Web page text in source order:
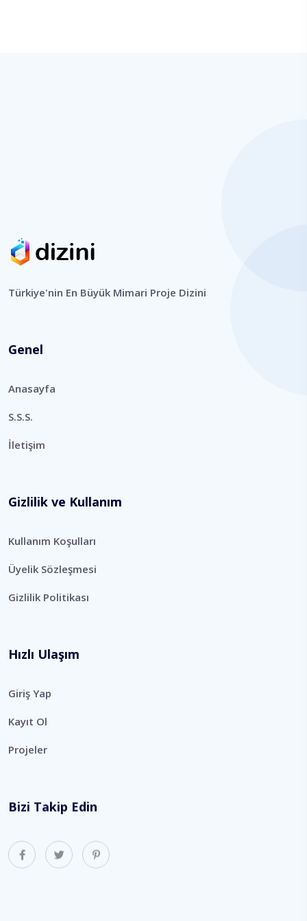
Türkiye'nin En Büyük Mimari Proje Dizini
Genel
Anasayfa
S.S.S.
İletişim
Gizlilik ve Kullanım
Kullanım Koşulları
Üyelik Sözleşmesi
Gizlilik Politikası
Hızlı Ulaşım
Giriş Yap
Kayıt Ol
Projeler
Bizi Takip Edin